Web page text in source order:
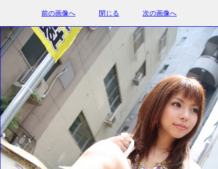
前の画像へ 閉じる 次の画像へ